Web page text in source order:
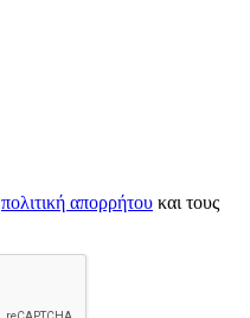
πολιτική απορρήτου και τους